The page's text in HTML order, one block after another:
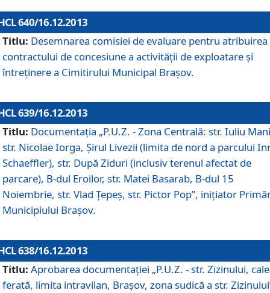
640/16.12.2013
Titlu: Desemnarea comisiei de evaluare pentru atribuirea
contractului de concesiune a activităţii de exploatare şi
întreţinere a Cimitirului Municipal Braşov.
639/16.12.2013
Titlu: Documentaţia „P.U.Z. - Zona Centrală: str. Iuliu
str. Nicolae Iorga, Şirul Livezii (limita de nord a parcului
Schaeffler), str. După Ziduri (inclusiv terenul afectat de
parcare), B-dul Eroilor, str. Matei Basarab, B-dul 15
Noiembrie, str. Vlad Ţepeş, str. Pictor Pop”, iniţiator
Municipiului Braşov.
638/16.12.2013
Titlu: Aprobarea documentaţiei „P.U.Z. - str. Zizinului,
ferată, limita intravilan, Braşov, zona sudică a str.